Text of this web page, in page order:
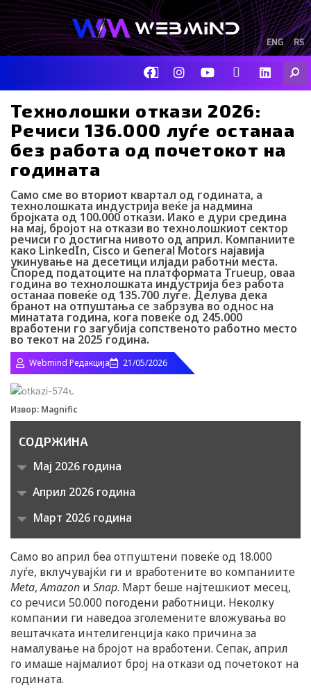
Skip
to
content
RS
ENG
F
a
c
b
o
o
k
I
n
s
a
g
r
a
Y
o
u
t
u
b
e
I
c
o
-
t
i
k
-
k
t
o
k
-
i
c
o
n
L
i
n
d
i
n
Технолошки откази 2026:
Речиси 136.000 луѓе останаа
без работа од почетокот на
годината
Само сме во вториот квартал од годината, а
технолошката индустрија веќе ја надмина
бројката од 100.000 откази. Иако е дури средина
на мај, бројот на откази во технолошкиот сектор
речиси го достигна нивото од април. Компаниите
како LinkedIn, Cisco и General Motors најавија
укинување на десетици илјади работни места.
Според податоците на платформата Trueup, оваа
година во технолошката индустрија без работа
останаа повеќе од 135.700 луѓе. Делува дека
бранот на отпуштања се забрзува во однос на
минатата година, кога повеќе од 245.000
вработени го загубија сопственото работно место
во текот на 2025 година.
Webmind Редакција 21/05/2026
Извор: Magnific
СОДРЖИНА
Мај 2026 година
Април 2026 година
Март 2026 година
Само во април беа отпуштени повеќе од 18.000
луѓе, вклучувајќи ги и вработените во компаниите
Meta,Amazon и Snap. Март беше најтешкиот месец,
со речиси 50.000 погодени работници. Неколку
компании ги наведоа зголемените вложувања во
вештачката интелигенција како причина за
намалување на бројот на вработени. Сепак, април
го имаше најмалиот број на откази од почетокот на
годината.